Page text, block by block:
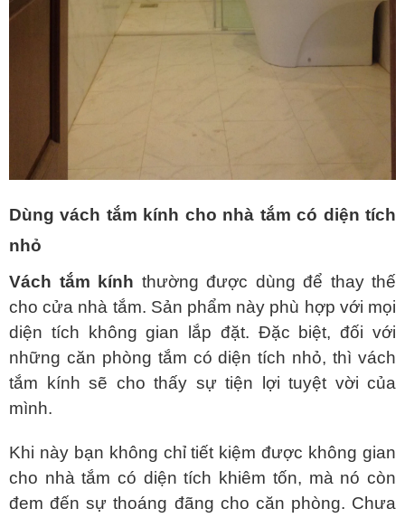
Dùng vách tắm kính cho nhà tắm có diện tích
nhỏ
Vách tắm kính thường được dùng để thay thế
cho cửa nhà tắm. Sản phẩm này phù hợp với mọi
diện tích không gian lắp đặt. Đặc biệt, đối với
những căn phòng tắm có diện tích nhỏ, thì vách
tắm kính sẽ cho thấy sự tiện lợi tuyệt vời của
mình.
Khi này bạn không chỉ tiết kiệm được không gian
cho nhà tắm có diện tích khiêm tốn, mà nó còn
đem đến sự thoáng đãng cho căn phòng. Chưa